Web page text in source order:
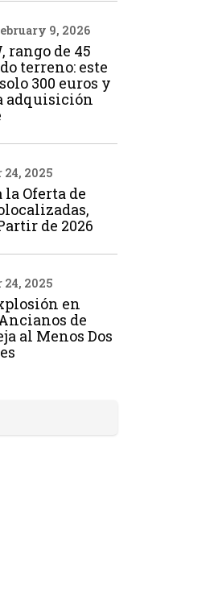
9, 2026
rango de 45
terreno: este
300 euros y
adquisición
24, 2025
la Oferta de
de 2026
24, 2025
en
de
al Menos Dos